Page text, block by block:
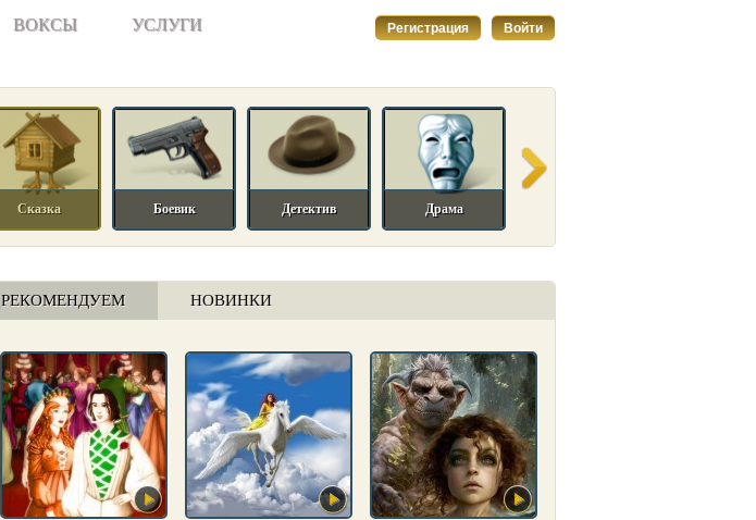
ВОКСЫ УСЛУГИ Регистрация Войти
Сказка Боевик Детектив Драма
РЕКОМЕНДУЕМ НОВИНКИ